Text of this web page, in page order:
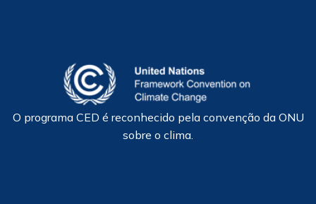
O programa CED é reconhecido pela convenção da ONU
sobre o clima.